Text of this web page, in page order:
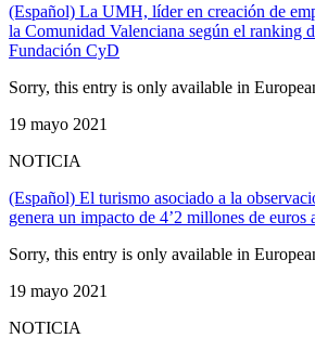
(Español) La UMH, líder en creación de
la Comunidad Valenciana según el ranking
Fundación CyD
Sorry, this entry is only available in
19 mayo 2021
NOTICIA
(Español) El turismo asociado a la
genera un impacto de 4’2 millones de euros
Sorry, this entry is only available in
19 mayo 2021
NOTICIA